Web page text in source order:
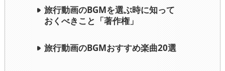
旅行動画のBGMを選ぶ時に知って
おくべきこと「著作権」
旅行動画のBGMおすすめ楽曲20選